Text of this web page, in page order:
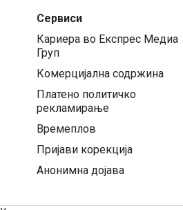
Сервиси
Кариера во Експрес Медиа
Груп
Комерцијална содржина
Платено политичко
рекламирање
Времеплов
Пријави корекција
Анонимна дојава